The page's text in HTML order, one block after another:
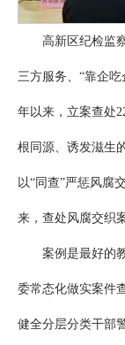
高新区纪检监
三方服务、“靠企
年以来，立案查处
根同源、诱发滋生
以“同查”严惩风腐
来，查处风腐交织
案例是最好的
委常态化做实案件
健全分层分类干部